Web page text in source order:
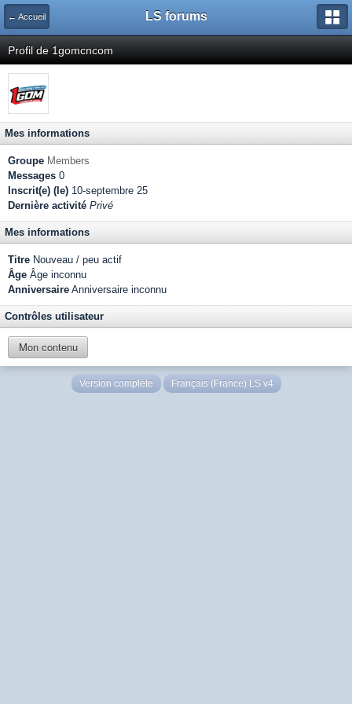
← Accueil LS forums
Profil de 1gomcncom
Mes informations
Groupe Members
Messages 0
Inscrit(e) (le) 10-septembre 25
Dernière activité Privé
Mes informations
Titre Nouveau / peu actif
Âge Âge inconnu
Anniversaire Anniversaire inconnu
Contrôles utilisateur
Mon contenu
Version complète Français (France) LS v4